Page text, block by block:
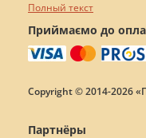
Полный текст
Приймаємо до
Copyright © 2014-2026
Партнёры